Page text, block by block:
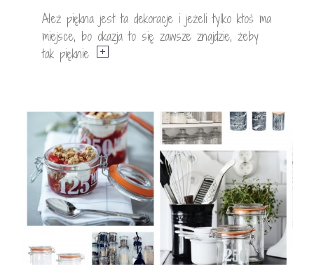
Ależ piękna jest ta dekoracje i jeżeli tylko ktoś ma
miejsce, bo okazja to się zawsze znajdzie, żeby
tak pięknie